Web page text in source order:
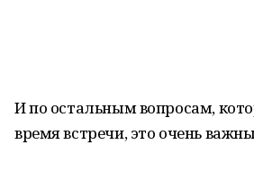
И по остальным вопросам,
время встречи, это очень